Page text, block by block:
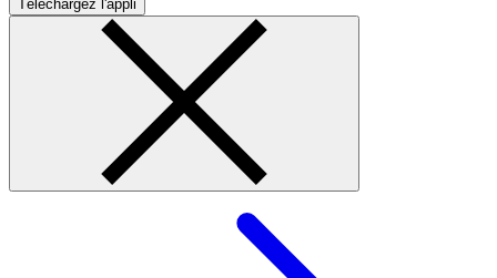
Téléchargez l'appli